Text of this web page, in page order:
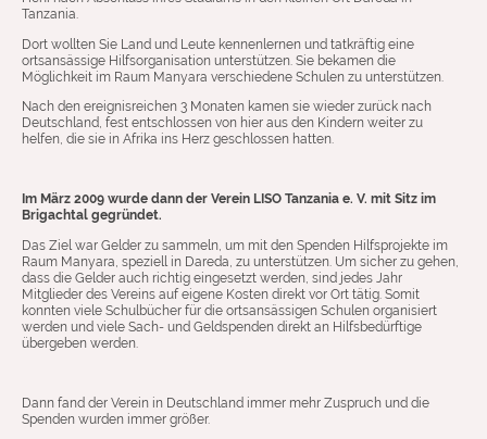
Tanzania.
Dort wollten Sie Land und Leute kennenlernen und tatkräftig eine
ortsansässige Hilfsorganisation unterstützen. Sie bekamen die
Möglichkeit im Raum Manyara verschiedene Schulen zu unterstützen.
Nach den ereignisreichen 3 Monaten kamen sie wieder zurück nach
Deutschland, fest entschlossen von hier aus den Kindern weiter zu
helfen, die sie in Afrika ins Herz geschlossen hatten.
Im März 2009 wurde dann der Verein LISO Tanzania e. V. mit Sitz im
Brigachtal gegründet.
Das Ziel war Gelder zu sammeln, um mit den Spenden Hilfsprojekte im
Raum Manyara, speziell in Dareda, zu unterstützen. Um sicher zu gehen,
dass die Gelder auch richtig eingesetzt werden, sind jedes Jahr
Mitglieder des Vereins auf eigene Kosten direkt vor Ort tätig. Somit
konnten viele Schulbücher für die ortsansässigen Schulen organisiert
werden und viele Sach- und Geldspenden direkt an Hilfsbedürftige
übergeben werden.
Dann fand der Verein in Deutschland immer mehr Zuspruch und die
Spenden wurden immer größer.